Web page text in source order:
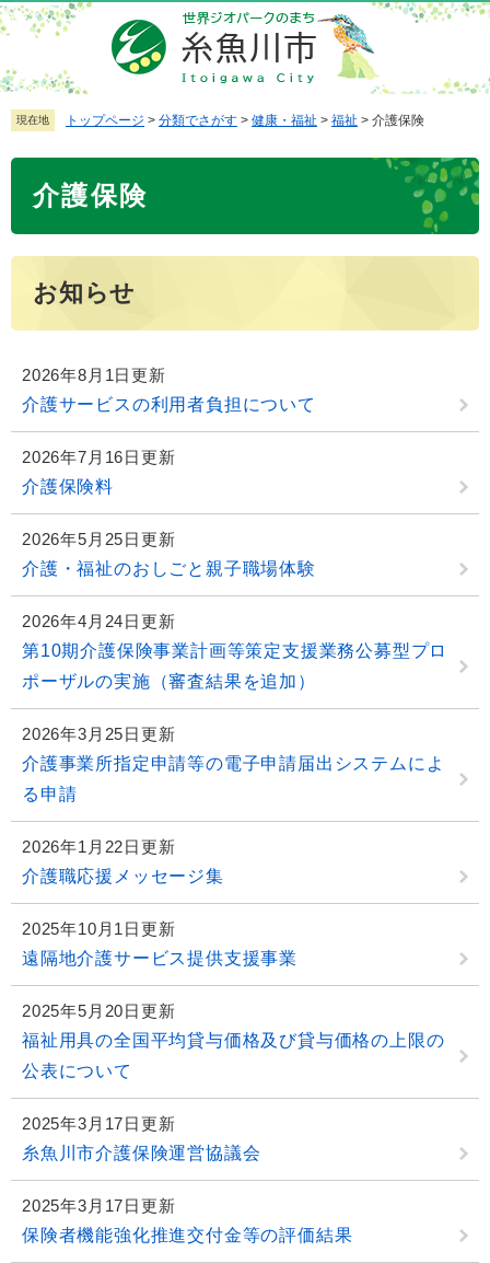
ペ
ー
ジ
の
先
メ
ニ
ュ
ー
を現在地 トップページ > 分類でさがす > 健康・福祉 > 福祉 > 介護保険
介護保険
お知らせ
2026年8月1日更新
介護サービスの利用者負担について
2026年7月16日更新
介護保険料
2026年5月25日更新
介護・福祉のおしごと親子職場体験
2026年4月24日更新
第10期介護保険事業計画等策定支援業務公募型プロ
ポーザルの実施（審査結果を追加）
2026年3月25日更新
介護事業所指定申請等の電子申請届出システムによ
る申請
2026年1月22日更新
介護職応援メッセージ集
2025年10月1日更新
遠隔地介護サービス提供支援事業
2025年5月20日更新
福祉用具の全国平均貸与価格及び貸与価格の上限の
公表について
2025年3月17日更新
糸魚川市介護保険運営協議会
2025年3月17日更新
保険者機能強化推進交付金等の評価結果